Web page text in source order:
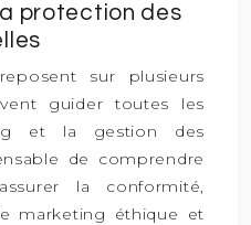
protection des
sur plusieurs
guider toutes les
et la gestion des
de comprendre
la conformité,
marketing éthique et